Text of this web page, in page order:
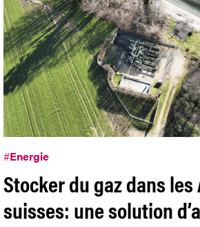
#Energie
Stocker du gaz dans les
suisses: une solution